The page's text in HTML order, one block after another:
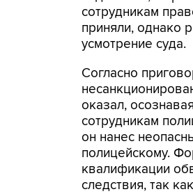
сотрудникам
приняли, однако
усмотрение суда.
Согласно
оказал,
сотрудникам
он нанес
полицейскому.
квалификации
следствия, так